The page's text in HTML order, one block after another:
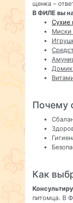
щенка –
В ФИЛЕ вы
Сухие
Миски
Почему
Как
питомца. В